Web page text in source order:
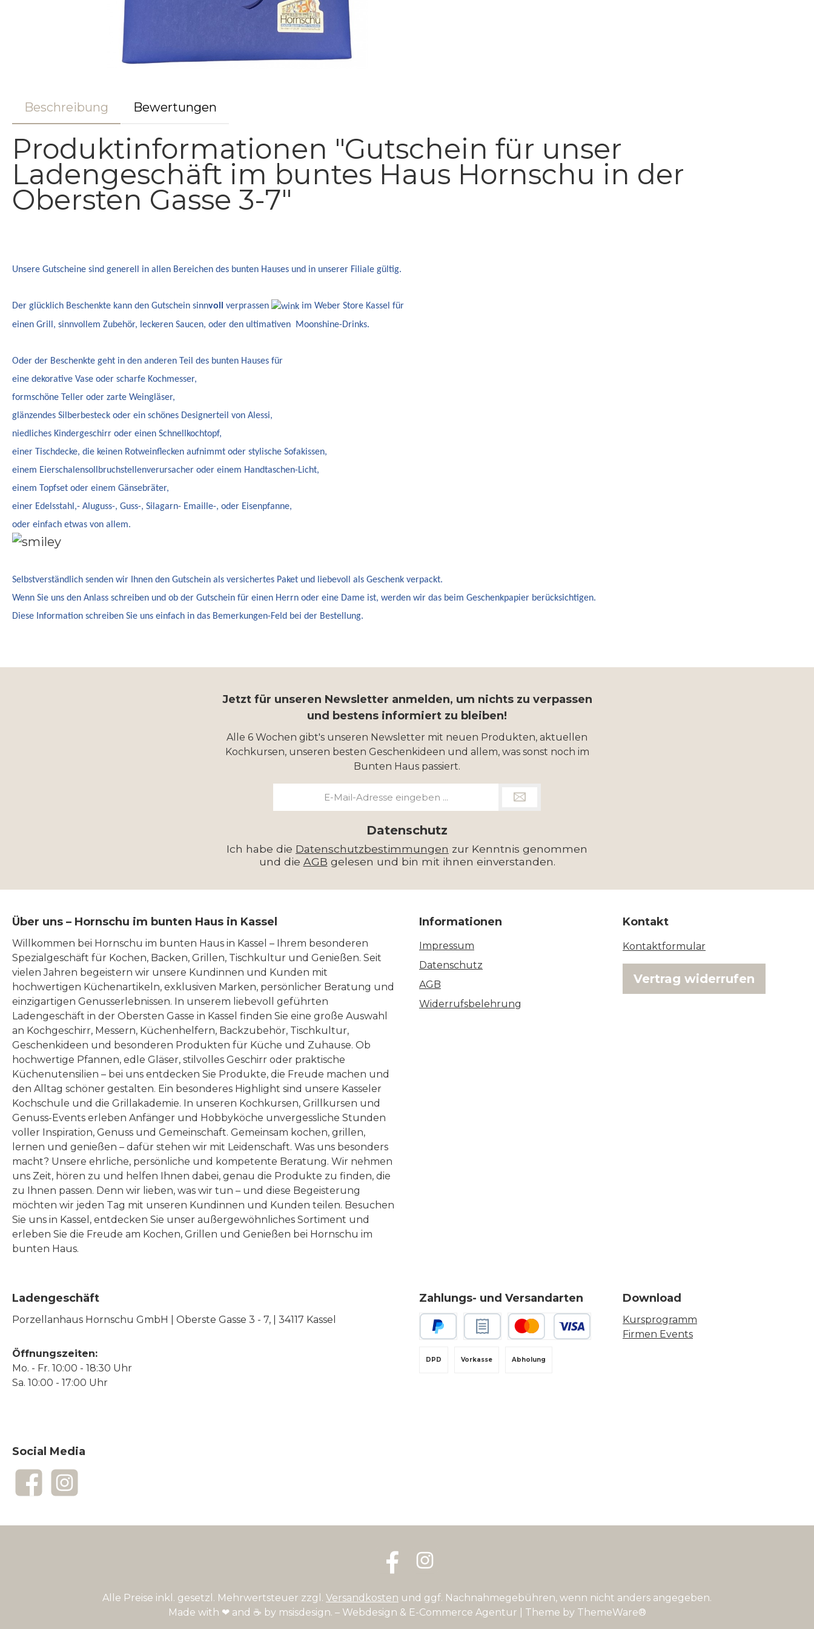
Beschreibung Bewertungen
Produktinformationen "Gutschein für unser
Ladengeschäft im buntes Haus Hornschu in der
Obersten Gasse 3-7"
Unsere Gutscheine sind generell in allen Bereichen des bunten Hauses und in unserer Filiale gültig.
Der glücklich Beschenkte kann den Gutschein sinnvoll verprassen
im Weber Store Kassel für
einen Grill, sinnvollem Zubehör, leckeren Saucen, oder den ultimativen Moonshine-Drinks.
Oder der Beschenkte geht in den anderen Teil des bunten Hauses für
eine dekorative Vase oder scharfe Kochmesser,
formschöne Teller oder zarte Weingläser,
glänzendes Silberbesteck oder ein schönes Designerteil von Alessi,
niedliches Kindergeschirr oder einen Schnellkochtopf,
einer Tischdecke, die keinen Rotweinflecken aufnimmt oder stylische Sofakissen,
einem Eierschalensollbruchstellenverursacher oder einem Handtaschen-Licht,
einem Topfset oder einem Gänsebräter,
einer Edelsstahl,- Aluguss-, Guss-, Silagarn- Emaille-, oder Eisenpfanne,
oder einfach etwas von allem.
Selbstverständlich senden wir Ihnen den Gutschein als versichertes Paket und liebevoll als Geschenk verpackt.
Wenn Sie uns den Anlass schreiben und ob der Gutschein für einen Herrn oder eine Dame ist, werden wir das beim Geschenkpapier berücksichtigen.
Diese Information schreiben Sie uns einfach in das Bemerkungen-Feld bei der Bestellung.
Jetzt für unseren Newsletter anmelden, um nichts zu verpassen
und bestens informiert zu bleiben!
Alle 6 Wochen gibt's unseren Newsletter mit neuen Produkten, aktuellen
Kochkursen, unseren besten Geschenkideen und allem, was sonst noch im
Bunten Haus passiert.
Datenschutz
Ich habe die Datenschutzbestimmungen zur Kenntnis genommen
und die AGB gelesen und bin mit ihnen einverstanden.
Über uns – Hornschu im bunten Haus in Kassel
Willkommen bei Hornschu im bunten Haus in Kassel – Ihrem besonderen
Spezialgeschäft für Kochen, Backen, Grillen, Tischkultur und Genießen. Seit
vielen Jahren begeistern wir unsere Kundinnen und Kunden mit
hochwertigen Küchenartikeln, exklusiven Marken, persönlicher Beratung und
einzigartigen Genusserlebnissen. In unserem liebevoll geführten
Ladengeschäft in der Obersten Gasse in Kassel finden Sie eine große Auswahl
an Kochgeschirr, Messern, Küchenhelfern, Backzubehör, Tischkultur,
Geschenkideen und besonderen Produkten für Küche und Zuhause. Ob
hochwertige Pfannen, edle Gläser, stilvolles Geschirr oder praktische
Küchenutensilien – bei uns entdecken Sie Produkte, die Freude machen und
den Alltag schöner gestalten. Ein besonderes Highlight sind unsere Kasseler
Kochschule und die Grillakademie. In unseren Kochkursen, Grillkursen und
Genuss-Events erleben Anfänger und Hobbyköche unvergessliche Stunden
voller Inspiration, Genuss und Gemeinschaft. Gemeinsam kochen, grillen,
lernen und genießen – dafür stehen wir mit Leidenschaft. Was uns besonders
macht? Unsere ehrliche, persönliche und kompetente Beratung. Wir nehmen
uns Zeit, hören zu und helfen Ihnen dabei, genau die Produkte zu finden, die
zu Ihnen passen. Denn wir lieben, was wir tun – und diese Begeisterung
möchten wir jeden Tag mit unseren Kundinnen und Kunden teilen. Besuchen
Sie uns in Kassel, entdecken Sie unser außergewöhnliches Sortiment und
erleben Sie die Freude am Kochen, Grillen und Genießen bei Hornschu im
bunten Haus.
Informationen
Impressum
Datenschutz
AGB
Widerrufsbelehrung
Kontakt
Kontaktformular
Vertrag widerrufen
Ladengeschäft
Porzellanhaus Hornschu GmbH | Oberste Gasse 3 - 7, | 34117 Kassel
Öffnungszeiten:
Mo. - Fr. 10:00 - 18:30 Uhr
Sa. 10:00 - 17:00 Uhr
Zahlungs- und Versandarten
Vorkasse
DPD Abholung
Download
Kursprogramm
Firmen Events
Social Media
FacebookInstagram
FacebookInstagram
Alle Preise inkl. gesetzl. Mehrwertsteuer zzgl. Versandkosten und ggf. Nachnahmegebühren, wenn nicht anders angegeben.
Made with ❤ and ☕ by msisdesign. – Webdesign & E-Commerce Agentur | Theme by ThemeWare®